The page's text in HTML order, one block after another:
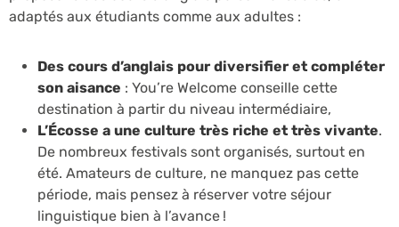
adaptés aux étudiants comme aux adultes :
Des cours d’anglais pour diversifier et compléter
son aisance : You’re Welcome conseille cette
destination à partir du niveau intermédiaire,
L’Écosse a une culture très riche et très vivante.
De nombreux festivals sont organisés, surtout en
été. Amateurs de culture, ne manquez pas cette
période, mais pensez à réserver votre séjour
linguistique bien à l’avance !